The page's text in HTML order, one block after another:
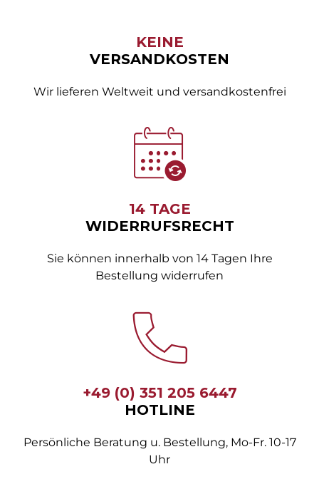
KEINE
VERSANDKOSTEN
Wir lieferen Weltweit und versandkostenfrei
14 TAGE
WIDERRUFSRECHT
Sie können innerhalb von 14 Tagen Ihre
Bestellung widerrufen
+49 (0) 351 205 6447
HOTLINE
Persönliche Beratung u. Bestellung, Mo-Fr. 10-17
Uhr